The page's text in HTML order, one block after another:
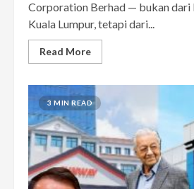
Corporation Berhad — bukan dari
Kuala Lumpur, tetapi dari...
Read More
3 MIN READ